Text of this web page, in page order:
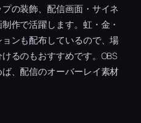
の装飾、配信画面・サイネ
作で活躍します。虹・金・
ンも配布しているので、場
るのもおすすめです。OBS
、配信のオーバーレイ素材